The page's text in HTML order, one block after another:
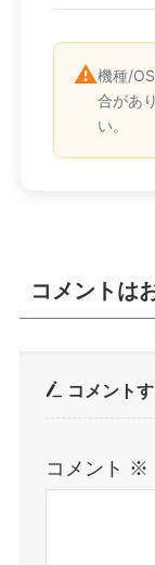
⚠️機種/
合があ
い。
コメントは
コメント
コメント ※